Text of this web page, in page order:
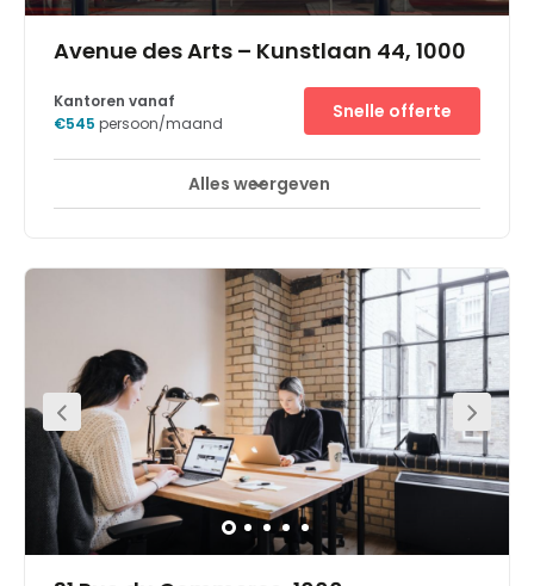
Avenue des Arts – Kunstlaan 44, 1000
Break-Out Ruimtes
inner ring road of Brussels and the Parc Royal. The light,
airy space has views over the city. Perfectly located in the
center of Brussels, on top of the Central Station, the space
will be nestled in this iconic art deco building. Parking is
also available onsite making morning commute an
easy one. Bus services are available a short three-minute
walk away from the office. Within walking distance, will
find a range of restaurants, hotels, and other useful
amenities.
Kantoren vanaf
€545 persoon/maand
Snelle offerte
Alles weergeven